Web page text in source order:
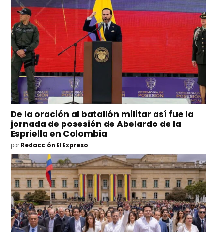
De la oración al batallón militar así fue la
jornada de posesión de Abelardo de la
Espriella en Colombia
por Redacción El Expreso